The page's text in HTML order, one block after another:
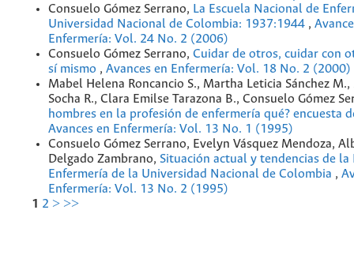
Consuelo Gómez Serrano, La Escuela Nacional de
Universidad Nacional de Colombia: 1937:1944 ,
Enfermería: Vol. 24 No. 2 (2006)
Consuelo Gómez Serrano, Cuidar de otros, cuidar con
sí mismo , Avances en Enfermería: Vol. 18 No. 2 (2000)
Mabel Helena Roncancio S., Martha Leticia Sánchez
Socha R., Clara Emilse Tarazona B., Consuelo Gómez
hombres en la profesión de enfermería qué? encuesta
Avances en Enfermería: Vol. 13 No. 1 (1995)
Consuelo Gómez Serrano, Evelyn Vásquez Mendoza,
Delgado Zambrano, Situación actual y tendencias de la
Enfermería de la Universidad Nacional de Colombia ,
Enfermería: Vol. 13 No. 2 (1995)
1 2 > >>